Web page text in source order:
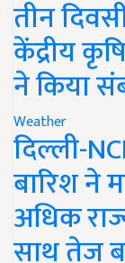
तीन
केंद्रीय
ने किया
Weather
दिल्ली-
बारिश ने
अधिक
साथ तेज